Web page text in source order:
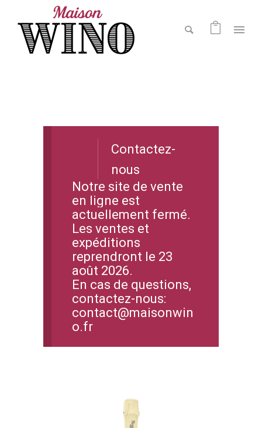
Contactez-
nous
Notre site de vente
en ligne est
actuellement fermé.
Les ventes et
expéditions
reprendront le 23
août 2026.
En cas de questions,
contactez-nous:
contact@maisonwin
o.fr